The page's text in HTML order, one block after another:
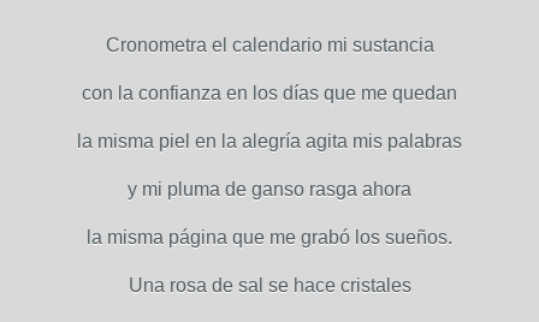
Cronometra el calendario mi sustancia
con la confianza en los días que me quedan
la misma piel en la alegría agita mis palabras
y mi pluma de ganso rasga ahora
la misma página que me grabó los sueños.
Una rosa de sal se hace cristales